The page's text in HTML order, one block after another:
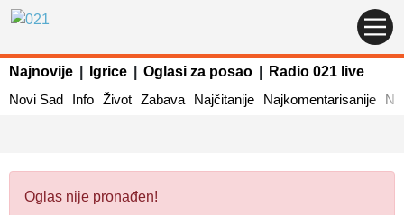
Najnovije Igrice Oglasi za posao
Radio 021 live
Novi Sad
Info Život Zabava Najčitanije Najkomentarisanije
Oglas nije pronađen!